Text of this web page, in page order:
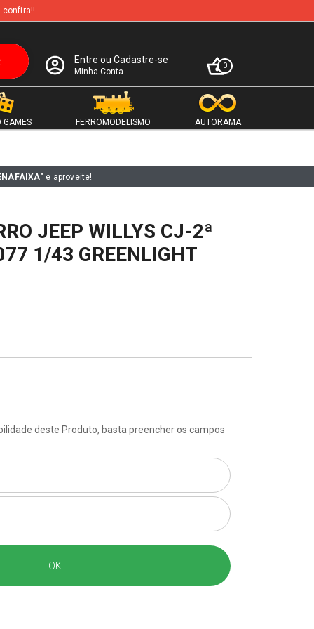
confira!!
Entre ou Cadastre-se
Minha Conta
0
GAMES FERROMODELISMO AUTORAMA
e aproveite!
JEEP WILLYS CJ-2ª
1/43 GREENLIGHT
deste Produto, basta preencher os campos